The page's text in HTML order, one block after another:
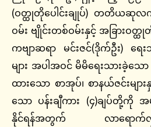
(ဝတ္ထုတိုပေါင်းချုပ်) တတိယဆု
ဝမ်း ဗျိုင်းတစ်ဝမ်းနှင့် အခြားဝတ္ထု
ကဗျာဆရာ မင်းဇင်(ဒိုက်ဦး) ရေ
များ အပါအဝင် မိမိရေးသားခဲ့သော
ထားသော စာအုပ်၊ စာနယ်ဇင်းမျ
သော ပန်းချီကား (၄)ချပ်တို့ကို
နိုင်ရန်အတွက် လာရောက်လှူဒါန်းခ